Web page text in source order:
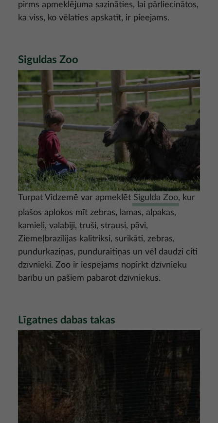
pirms apmeklējuma sazināties, lai pārliecinātos,
ka viss, ko vēlaties apskatīt, ir pieejams.
Siguldas Zoo
Attēls
Turpat Vidzemē var apmeklēt Sigulda Zoo, kur
plašos aplokos mīt zebras, lamas, alpakas,
kamieļi, valabiji, truši, strausi, pāvi,
Ziemeļbrazīlijas kalitriksi, surikāti, zebras,
pundurkaziņas, punduraitiņas un vēl daudzi citi
dzīvnieki. Zoo ir iespējams nopirkt dzīvnieku
barību un pašiem pabarot dzīvniekus.
Līgatnes dabas takas